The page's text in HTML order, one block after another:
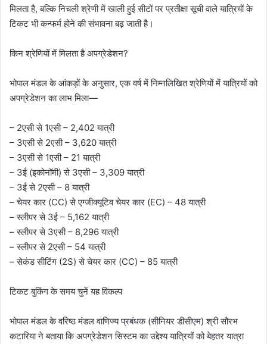
मिलता है, बल्कि निचली श्रेणी में खाली हुई सीटों पर प्रतीक्षा सूची वाले यात्रियों के
टिकट भी कन्फर्म होने की संभावना बढ़ जाती है।
किन श्रेणियों में मिलता है अपग्रेडेशन?
भोपाल मंडल के आंकड़ों के अनुसार, एक वर्ष में निम्नलिखित श्रेणियों में यात्रियों को
अपग्रेडेशन का लाभ मिला—
– 2एसी से 1एसी – 2,402 यात्री
– 3एसी से 2एसी – 3,620 यात्री
– 3एसी से 1एसी – 21 यात्री
– 3ई (इकोनॉमी) से 3एसी – 3,309 यात्री
– 3ई से 2एसी – 8 यात्री
– चेयर कार (CC) से एग्जीक्यूटिव चेयर कार (EC) – 48 यात्री
– स्लीपर से 3ई – 5,162 यात्री
– स्लीपर से 3एसी – 8,296 यात्री
– स्लीपर से 2एसी – 54 यात्री
– सेकंड सीटिंग (2S) से चेयर कार (CC) – 85 यात्री
टिकट बुकिंग के समय चुनें यह विकल्प
भोपाल मंडल के वरिष्ठ मंडल वाणिज्य प्रबंधक (सीनियर डीसीएम) श्री सौरभ
कटारिया ने बताया कि अपग्रेडेशन सिस्टम का उद्देश्य यात्रियों को बेहतर यात्रा